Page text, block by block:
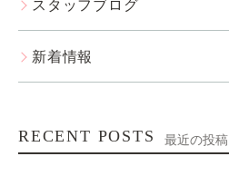
スタッフブログ
新着情報
RECENT POSTS 最近の投稿